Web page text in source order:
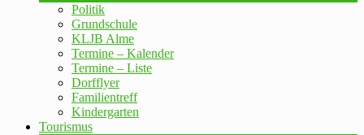
Politik
Grundschule
KLJB Alme
Termine – Kalender
Termine – Liste
Dorfflyer
Familientreff
Kindergarten
Tourismus